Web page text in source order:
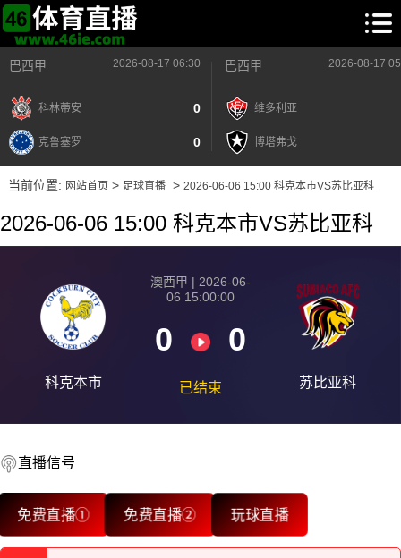
巴西甲 2026-08-17 06:30
科林蒂安 0
克鲁塞罗 0
巴西甲 2026-08-17
维多利亚
博塔弗戈
当前位置: 网站首页> 足球直播> 2026-06-06 15:00 科克本市VS苏比亚科
2026-06-06 15:00 科克本市VS苏比亚科
科克本市
澳西甲 | 2026-06-
06 15:00:00
0 0
已结束 苏比亚科
直播信号
免费直播① 免费直播② 玩球直播
2026-08-17 【澳西甲】 科克本市VS苏比亚科
2026-08-17 【澳西甲】 科克本市VS苏比亚科